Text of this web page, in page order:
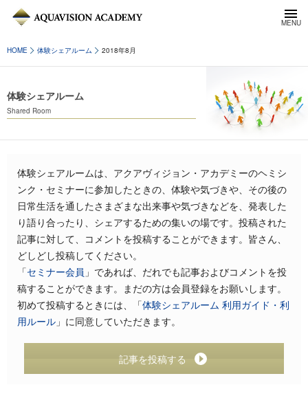
HOME 体験シェアルーム 2018年8月
体験シェアルーム
Shared Room
体験シェアルームは、アクアヴィジョン・アカデミーのヘミシ
ンク・セミナーに参加したときの、体験や気づきや、その後の
日常生活を通したさまざまな出来事や気づきなどを、発表した
り語り合ったり、シェアするための集いの場です。投稿された
記事に対して、コメントを投稿することができます。皆さん、
どしどし投稿してください。
「セミナー会員 」であれば、だれでも記事およびコメントを投
稿することができます。まだの方は会員登録をお願いします。
初めて投稿するときには、「体験シェアルーム 利用ガイド・利
用ルール 」に同意していただきます。
記事を投稿する